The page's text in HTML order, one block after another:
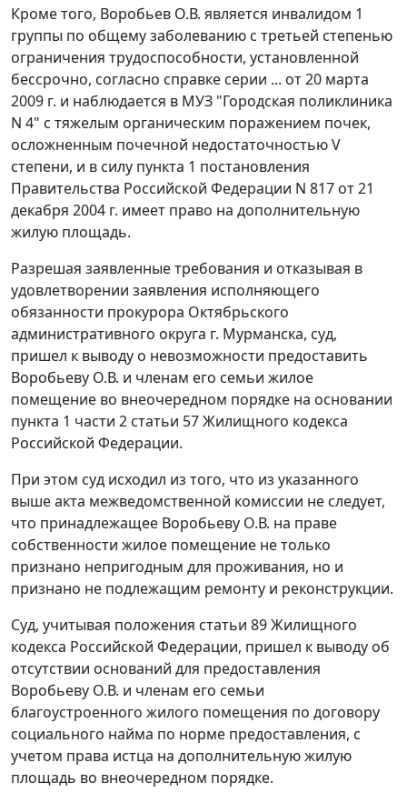
Кроме того, Воробьев О.В. является инвалидом 1
группы по общему заболеванию с третьей степенью
ограничения трудоспособности, установленной
бессрочно, согласно справке серии ... от 20 марта
2009 г. и наблюдается в МУЗ "Городская поликлиника
N 4" с тяжелым органическим поражением почек,
осложненным почечной недостаточностью V
степени, и в силу пункта 1 постановления
Правительства Российской Федерации N 817 от 21
декабря 2004 г. имеет право на дополнительную
жилую площадь.
Разрешая заявленные требования и отказывая в
удовлетворении заявления исполняющего
обязанности прокурора Октябрьского
административного округа г. Мурманска, суд,
пришел к выводу о невозможности предоставить
Воробьеву О.В. и членам его семьи жилое
помещение во внеочередном порядке на основании
пункта 1 части 2 статьи 57Жилищного кодекса
Российской Федерации.
При этом суд исходил из того, что из указанного
выше акта межведомственной комиссии не следует,
что принадлежащее Воробьеву О.В. на праве
собственности жилое помещение не только
признано непригодным для проживания, но и
признано не подлежащим ремонту и реконструкции.
Суд, учитывая положения статьи 89Жилищного
кодекса Российской Федерации, пришел к выводу об
отсутствии оснований для предоставления
Воробьеву О.В. и членам его семьи
благоустроенного жилого помещения по договору
социального найма по норме предоставления, с
учетом права истца на дополнительную жилую
площадь во внеочередном порядке.